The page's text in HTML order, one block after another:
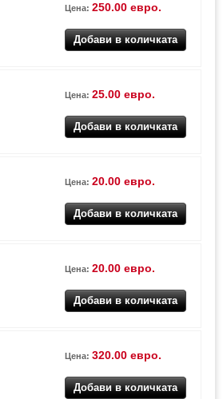
Цена: 250.00 евро.
Цена: 25.00 евро.
Цена: 20.00 евро.
Цена: 20.00 евро.
Цена: 320.00 евро.